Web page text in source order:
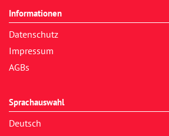
Informationen
Datenschutz
Impressum
AGBs
Sprachauswahl
Deutsch